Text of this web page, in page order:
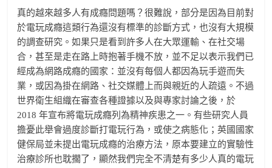
真的越來越多人有成癮問題嗎？很難說，部分是因為目前對
於電玩成癮這類行為還沒有標準的診斷方式，也沒有大規模
的調查研究。如果只是看到許多人在大眾運輸、在社交場
合，甚至是走在路上時抱著手機不放，並不足以表示我們已
經成為網路成癮的國家：並沒有每個人都因為玩手遊而失
業，或因為掛在網路、社交媒體上而與親近的人疏遠。不過
世界衛生組織在審查各種證據以及與專家討論之後，於
2018 年宣布將電玩成癮列為精神疾患之一。有些研究人員
擔憂此舉會過度診斷打電玩行為，或使之病態化；英國國家
健保局並未提出電玩成癮的治療方法，原本要建立的實驗性
治療診所也耽擱了，顯然我們完全不清楚有多少人真的電玩